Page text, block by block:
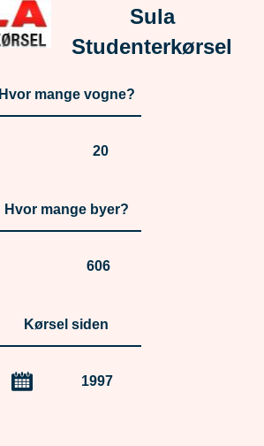
Sula
Studenterkørsel
Hvor mange vogne?
20
Hvor mange byer?
606
Kørsel siden
1997